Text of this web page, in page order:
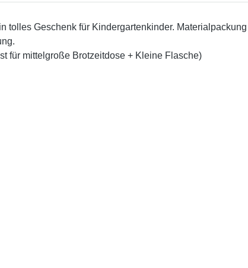
tolles Geschenk für Kindergartenkinder.
für mittelgroße Brotzeitdose + Kleine Flasche)